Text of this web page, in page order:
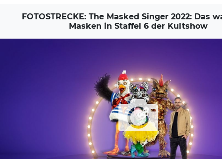
FOTOSTRECKE: The Masked Singer 2022: Das
Masken in Staffel 6 der Kultshow